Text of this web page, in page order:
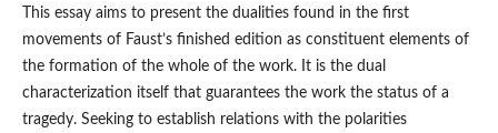
This essay aims to present the dualities found in the first
movements of Faust’s finished edition as constituent elements of
the formation of the whole of the work. It is the dual
characterization itself that guarantees the work the status of a
tragedy. Seeking to establish relations with the polarities